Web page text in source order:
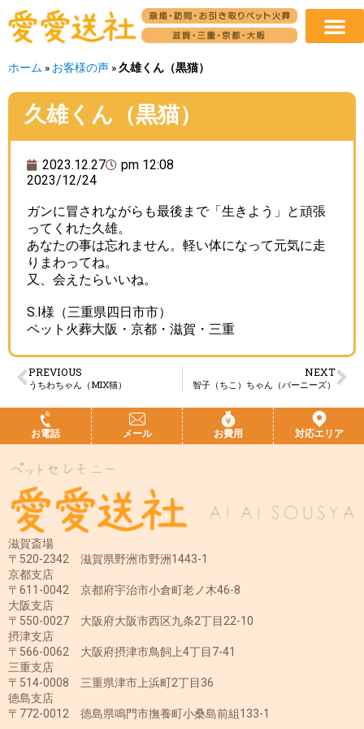
ホーム » お客様の声 »久雄くん（黒猫）
久雄くん（黒猫）
2023.12.27
pm 12:08
2023/12/24
ガンに冒されながらも最後まで「生きよう」と頑張
ってくれた久雄。
あなたの事は忘れません。軽い体になって元気に走
りまわってね。
又、会えたらいいね。
S.I様（三重県四日市市）
ペット火葬大阪・京都・滋賀・三重
PREVIOUS
うちわちゃん（MIX猫）
NEXT
智子（ちこ）ちゃん（バーニーズ）
お電話 メール お費用 対応エリア
滋賀斎場
〒520-2342 滋賀県野洲市野洲1443-1
京都支店
〒611-0042 京都府宇治市小倉町老ノ木46-8
大阪支店
〒550-0027 大阪府大阪市西区九条2丁目22-10
摂津支店
〒566-0062 大阪府摂津市鳥飼上4丁目7-41
三重支店
〒514-0008 三重県津市上浜町2丁目36
徳島支店
〒772-0012 徳島県鳴門市撫養町小桑島前組133-1